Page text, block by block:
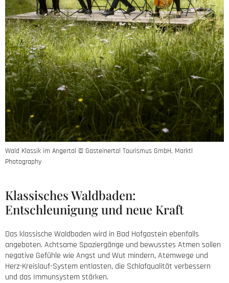
Wald Klassik im Angertal © Gasteinertal Tourismus GmbH, Marktl
Photography
Klassisches Waldbaden:
Entschleunigung und neue Kraft
Das klassische Waldbaden wird in Bad Hofgastein ebenfalls
angeboten. Achtsame Spaziergänge und bewusstes Atmen sollen
negative Gefühle wie Angst und Wut mindern, Atemwege und
Herz-Kreislauf-System entlasten, die Schlafqualität verbessern
und das Immunsystem stärken.